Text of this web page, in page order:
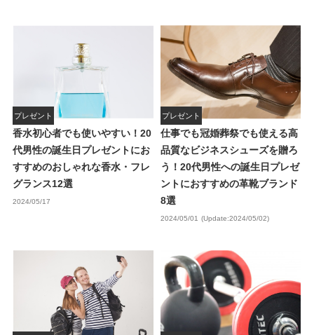
プレゼント
香水初心者でも使いやすい！20
代男性の誕生日プレゼントにお
すすめのおしゃれな香水・フレ
グランス12選
2024/05/17
プレゼント
仕事でも冠婚葬祭でも使える高
品質なビジネスシューズを贈ろ
う！20代男性への誕生日プレゼ
ントにおすすめの革靴ブランド
8選
2024/05/01 (Update:2024/05/02)